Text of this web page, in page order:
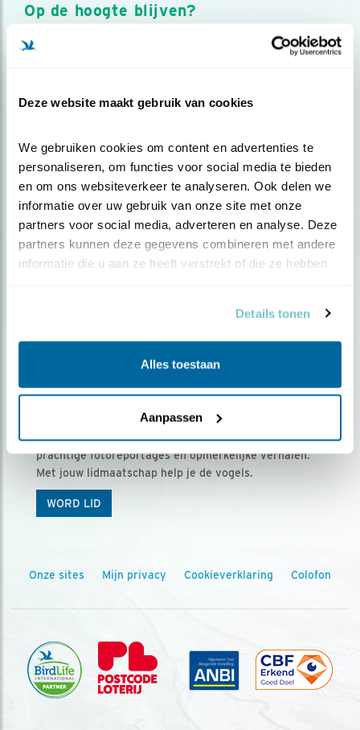
Deze website maakt gebruik van cookies
We gebruiken cookies om content en advertenties te
personaliseren, om functies voor social media te bieden
en om ons websiteverkeer te analyseren. Ook delen we
informatie over uw gebruik van onze site met onze
partners voor social media, adverteren en analyse. Deze
partners kunnen deze gegevens combineren met andere
informatie die u aan ze heeft verstrekt of die ze hebben
Details tonen
Alles toestaan
Aanpassen
Op de hoogte blijven?
Meld je aan en ontvang nieuws, inspiratie, acties en tips
over vogels en activiteiten van Vogelbescherming.
Ontvang 5 x Vogels voor € 36,00 per jaar
Vogels is het tijdschrift voor onze leden, met
prachtige fotoreportages en opmerkelijke verhalen.
Met jouw lidmaatschap help je de vogels.
WORD LID
Onze sites Mijn privacy Cookieverklaring Colofon